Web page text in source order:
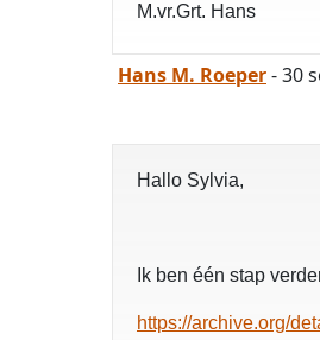
M.vr.Grt. Hans
Hans M. Roeper- 30
Hallo Sylvia,
Ik ben één stap
https://archive.org/